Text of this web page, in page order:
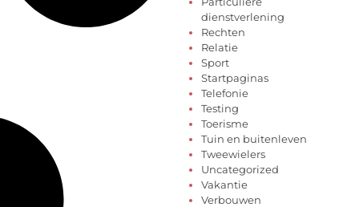
dienstverlening
Rechten
Relatie
Sport
Startpaginas
Telefonie
Testing
Toerisme
Tuin en buitenleven
Tweewielers
Uncategorized
Vakantie
Verbouwen